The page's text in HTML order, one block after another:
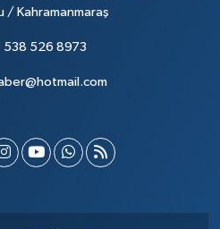
/ Kahramanmaraş
538 526 8973